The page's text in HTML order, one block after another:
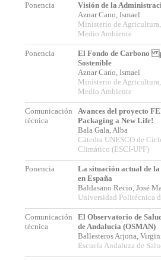
Ponencia
Visión de la
Aznar Cano, Ismael
Ministerio de
Medio Ambiente
Ponencia
El Fondo de Carbono
Sostenible
Aznar Cano, Ismael
Ministerio de
Medio Ambiente
Comunicación
técnica
Avances del proyecto
Packaging a New Life!
Bala Gala, Alba
Cátedra UNESCO de
Climático (ESCI-UPF)
Ponencia
La situación actual de la
en España
Baldasano Recio, José
Universidad Politécnica
Comunicación
técnica
El Observatorio de
de Andalucía (OSMAN)
Ballesteros Arjona,
Escuela Andaluza de